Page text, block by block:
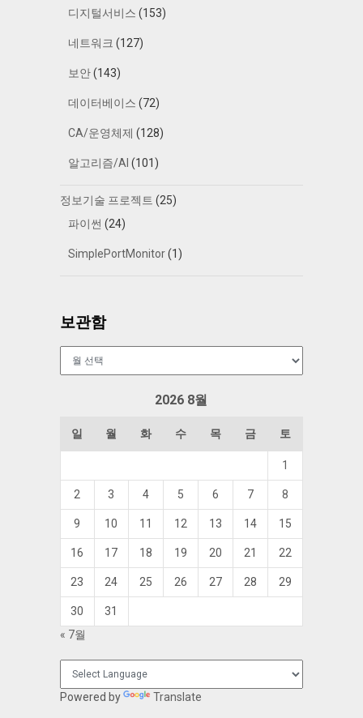
디지털서비스 (153)
네트워크 (127)
보안(143)
데이터베이스 (72)
CA/운영체제 (128)
알고리즘/AI (101)
정보기술 프로젝트 (25)
파이썬 (24)
SimplePortMonitor(1)
보관함
2026 8월
일 월 화 수 목 금 토
1
2 3 4 5 6 7 8
9 10 11 12 13 14 15
16 17 18 19 20 21 22
23 24 25 26 27 28 29
30
31
« 7월
Powered by Translate